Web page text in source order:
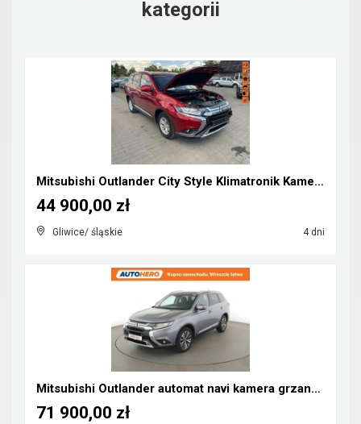
kategorii
Mitsubishi Outlander City Style Klimatronik Kamera...
Gliwice/ śląskie 4 dni
44 900,00 zł
Mitsubishi Outlander automat navi kamera grzane fo...
71 900,00 zł